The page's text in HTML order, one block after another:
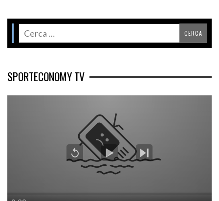
SPORTECONOMY TV